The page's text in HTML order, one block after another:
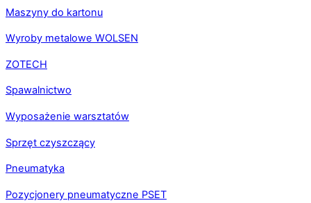
Maszyny do kartonu
Wyroby metalowe WOLSEN
ZOTECH
Spawalnictwo
Wyposażenie warsztatów
Sprzęt czyszczący
Pneumatyka
Pozycjonery pneumatyczne PSET